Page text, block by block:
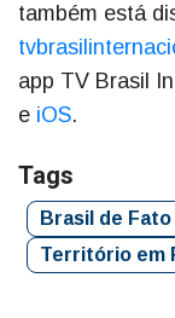
também está
app TV Brasil
e iOS.
Tags
Brasil de Fato
Território em